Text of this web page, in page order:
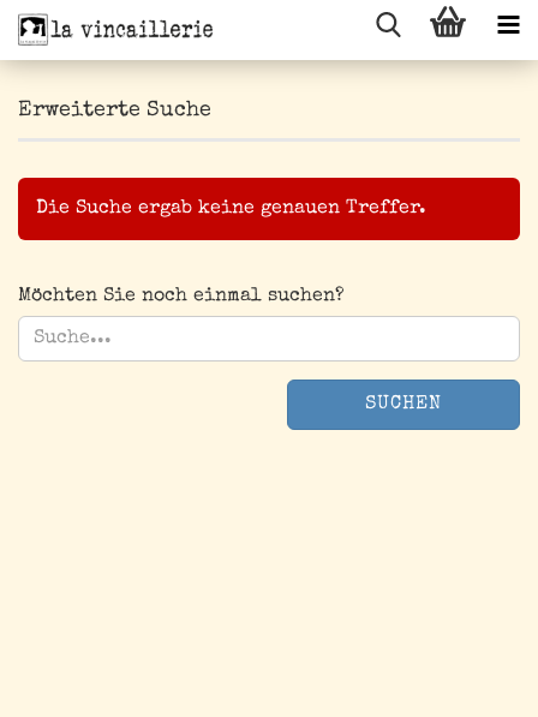
Erweiterte Suche
Die Suche ergab keine genauen Treffer.
MÖCHTEN
SIE
NOCH
Möchten Sie noch einmal suchen?
SUCHEN